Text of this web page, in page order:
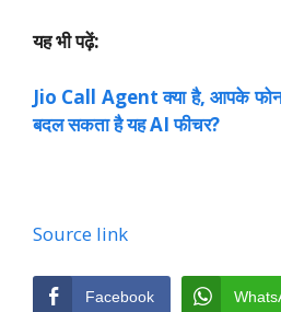
यह भी पढ़ें:
Jio Call Agent क्या है, आपके
बदल सकता है यह AI फीचर?
Source link
Facebook